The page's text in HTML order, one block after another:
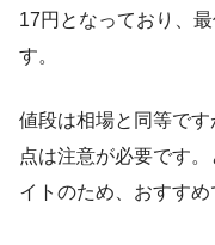
17円となっており、
す。
値段は相場と同等で
点は注意が必要です
イトのため、おすすめ